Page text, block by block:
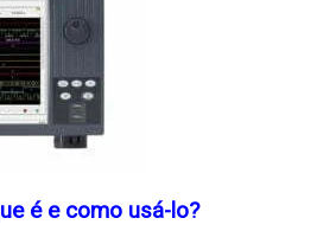
é e como usá-lo?